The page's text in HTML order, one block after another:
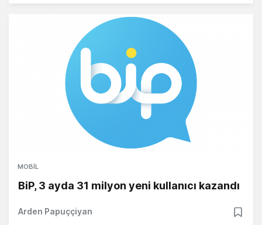
MOBIL
BiP, 3 ayda 31 milyon yeni kullanıcı kazandı
Arden Papuççiyan